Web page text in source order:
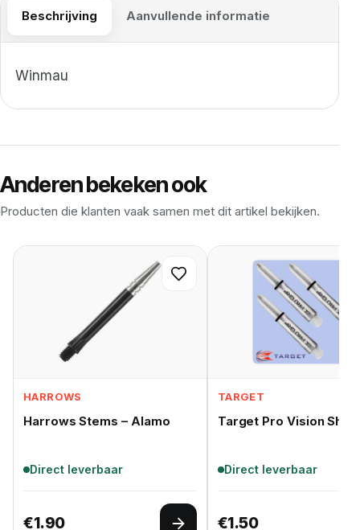
Beschrijving Aanvullende informatie
Winmau
Anderen bekeken ook
Producten die klanten vaak samen met dit artikel bekijken.
HARROWS
Harrows Stems – Alamo
Direct leverbaar
€1.90
TARGET
Target Pro Vision Shaft
Direct leverbaar
€1.50